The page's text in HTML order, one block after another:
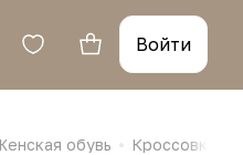
Войти
обувь Кроссовки и